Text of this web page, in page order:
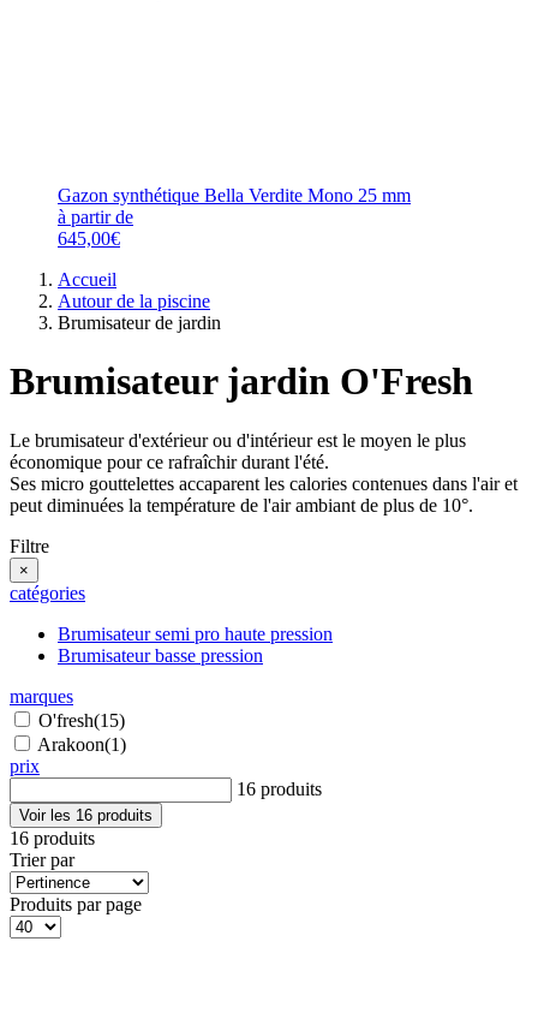
Gazon synthétique Bella Verdite Mono 25 mm
à partir de
645,00€
Accueil
Autour de la piscine
Brumisateur de jardin
Brumisateur jardin O'Fresh
Le brumisateur d'extérieur ou d'intérieur est le moyen le plus
économique pour ce rafraîchir durant l'été.
Ses micro gouttelettes accaparent les calories contenues dans l'air et
peut diminuées la température de l'air ambiant de plus de 10°.
Filtre
×
catégories
Brumisateur semi pro haute pression
Brumisateur basse pression
marques
O'fresh(15)
Arakoon(1)
prix
16 produits
Voir les 16 produits
16 produits
Trier par
Produits par page